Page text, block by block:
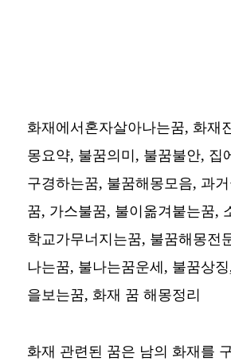
화재에서혼자살아나는꿈, 화재
몽요약, 불꿈의미, 불꿈불안, 집
구경하는꿈, 불꿈해몽모음, 과
꿈, 가스불꿈, 불이옮겨붙는꿈,
학교가무너지는꿈, 불꿈해몽전
나는꿈, 불나는꿈운세, 불꿈상
을보는꿈, 화재 꿈 해몽정리
화재 관련된 꿈은 남의 화재를